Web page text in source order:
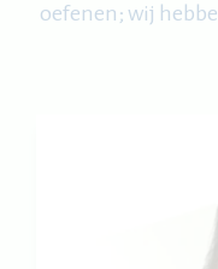
oefenen; wij